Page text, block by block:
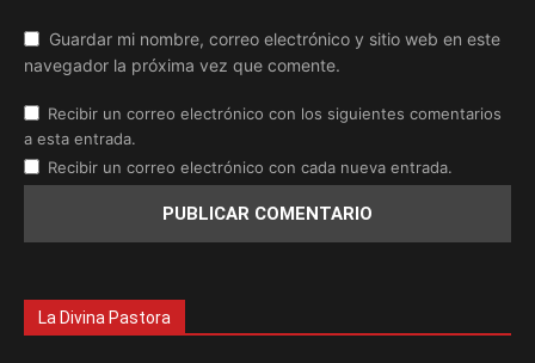
Guardar mi nombre, correo electrónico y sitio web en este
navegador la próxima vez que comente.
Recibir un correo electrónico con los siguientes comentarios
a esta entrada.
Recibir un correo electrónico con cada nueva entrada.
La Divina Pastora